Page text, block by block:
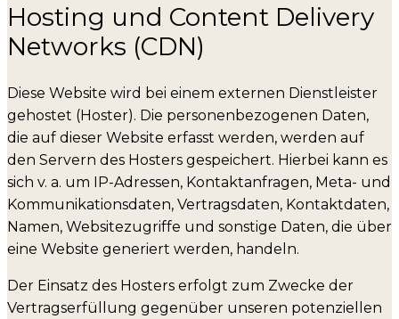
Hosting und Content Delivery
Networks (CDN)
Diese Website wird bei einem externen Dienstleister
gehostet (Hoster). Die personenbezogenen Daten,
die auf dieser Website erfasst werden, werden auf
den Servern des Hosters gespeichert. Hierbei kann es
sich v. a. um IP-Adressen, Kontaktanfragen, Meta- und
Kommunikationsdaten, Vertragsdaten, Kontaktdaten,
Namen, Websitezugriffe und sonstige Daten, die über
eine Website generiert werden, handeln.
Der Einsatz des Hosters erfolgt zum Zwecke der
Vertragserfüllung gegenüber unseren potenziellen